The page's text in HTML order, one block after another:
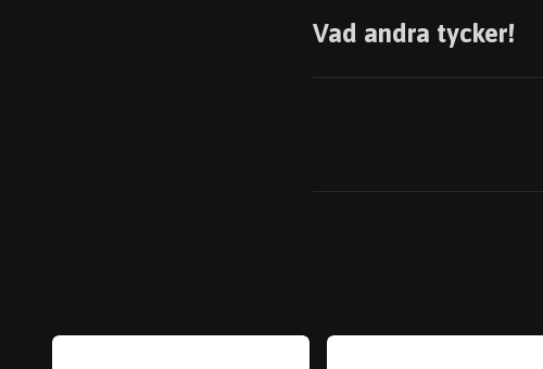
Vad andra tycker!